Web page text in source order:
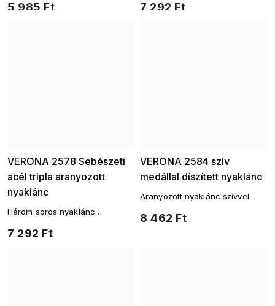
5 985 Ft 7 292 Ft
sebészeti acél
VERONA 2578 Sebészeti
acél tripla aranyozott
nyaklánc
7 292 Ft
Három soros nyaklánc
sebészeti acél
VERONA 2584 szív
medállal díszített nyaklánc
8 462 Ft
Aranyozott nyaklánc szívvel